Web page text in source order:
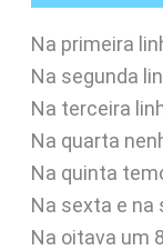
Na primeira
Na segunda
Na terceira
Na quarta
Na quinta
Na sexta e na
Na oitava um 8